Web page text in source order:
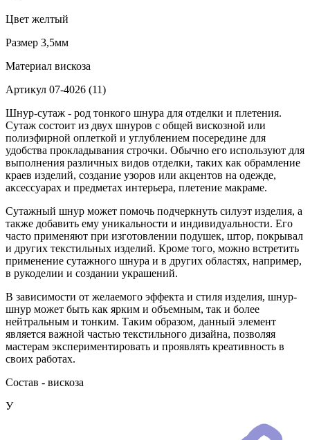
Цвет желтый
Размер 3,5мм
Материал вискоза
Артикул 07-4026 (11)
Шнур-сутаж - род тонкого шнура для отделки и плетения.
Сутаж состоит из двух шнуров с общей вискозной или
полиэфирной оплеткой и углублением посередине для
удобства прокладывания строчки. Обычно его используют для
выполнения различных видов отделки, таких как обрамление
краев изделий, создание узоров или акцентов на одежде,
аксессуарах и предметах интерьера, плетение макраме.
Сутажный шнур может помочь подчеркнуть силуэт изделия, а
также добавить ему уникальности и индивидуальности. Его
часто применяют при изготовлении подушек, штор, покрывал
и других текстильных изделий. Кроме того, можно встретить
применение сутажного шнура и в других областях, например,
в рукоделии и создании украшений.
В зависимости от желаемого эффекта и стиля изделия, шнур-
шнур может быть как ярким и объемным, так и более
нейтральным и тонким. Таким образом, данный элемент
является важной частью текстильного дизайна, позволяя
мастерам экспериментировать и проявлять креативность в
своих работах.
Состав - вискоза
У